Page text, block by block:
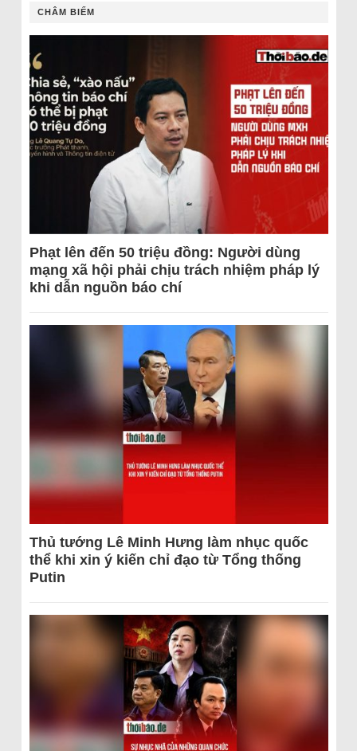
CHÂM BIẾM
Phạt lên đến 50 triệu đồng: Người dùng
mạng xã hội phải chịu trách nhiệm pháp lý
khi dẫn nguồn báo chí
Thủ tướng Lê Minh Hưng làm nhục quốc
thể khi xin ý kiến chỉ đạo từ Tổng thống
Putin